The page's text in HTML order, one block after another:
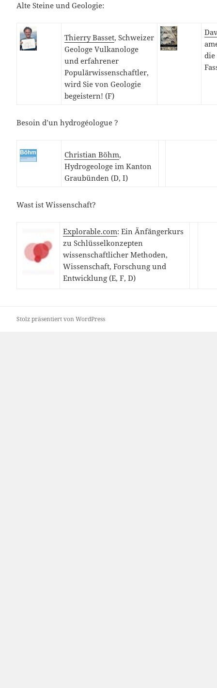
Alte Steine und Geologie:
Thierry Basset, Schweizer
Geologe Vulkanologe
und erfahrener
Populärwissenschaftler,
wird Sie von Geologie
begeistern! (F)
die
Besoin d’un hydrogéologue ?
Christian Böhm,
Hydrogeologe im Kanton
Graubünden (D, I)
Wast ist Wissenschaft?
Explorable.com: Ein Änfängerkurs
zu Schlüsselkonzepten
wissenschaftlicher Methoden,
Wissenschaft, Forschung und
Entwicklung (E, F, D)
Stolz präsentiert von WordPress